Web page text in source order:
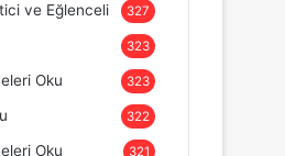
ve Eğlenceli 327
323
Oku 323
322
Oku 321